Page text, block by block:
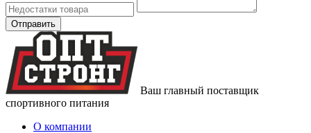
Ваш главный поставщик
спортивного питания
О компании